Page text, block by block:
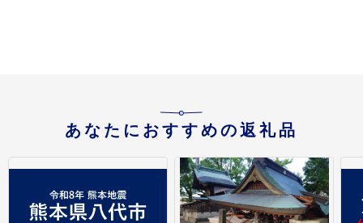
あなたにおすすめの返礼品